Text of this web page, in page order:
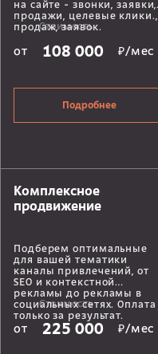
на сайте - звонки, заявки,
продажи, целевые клики.,
продаж, заявок.
Стоимость
от 108 000 ₽/мес
Подробнее
Комплексное
продвижение
Подберем оптимальные
для вашей тематики
каналы привлечений, от
SEO и контекстной
рекламы до рекламы в
социальных сетях. Оплата
только за результат.
Стоимость
от 225 000 ₽/мес